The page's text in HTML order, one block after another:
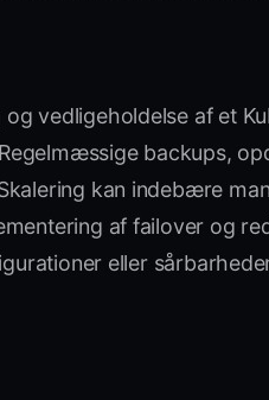
vedligeholdelse af et
backups,
kan indebære
af failover og
eller